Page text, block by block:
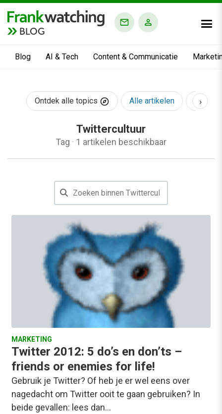
BLOG
Blog AI & Tech Content & Communicatie
Ontdek alle topics Alle artikelen AI &
›
Twittercultuur
Tag · 1 artikelen beschikbaar
MARKETING
Twitter 2012: 5 do’s en don’ts –
friends or enemies for life!
Gebruik je Twitter? Of heb je er wel eens over
nagedacht om Twitter ooit te gaan gebruiken? In
beide gevallen: lees dan…